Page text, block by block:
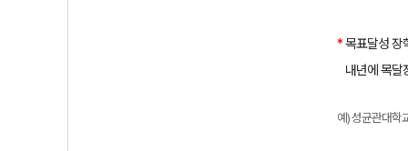
*목표달성 장
내년에 목달
예)성균관대학